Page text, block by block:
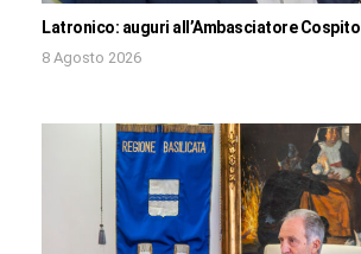
Latronico: auguri all’Ambasciatore Cospito
8 Agosto 2026